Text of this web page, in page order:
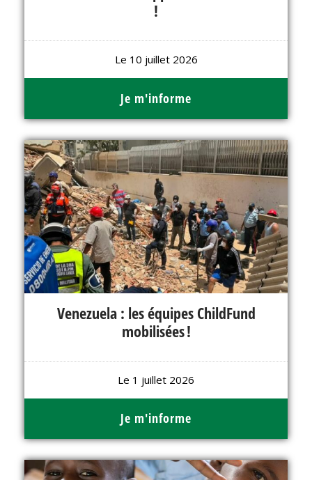
!
Le 10 juillet 2026
Je m'informe
Venezuela : les équipes ChildFund
mobilisées !
Le 1 juillet 2026
Je m'informe